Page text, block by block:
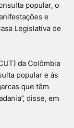
popular, o
e
Legislativa de
da Colômbia
popular e às
que têm
disse, em